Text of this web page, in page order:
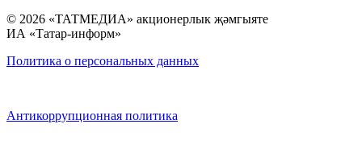
© 2026 «ТАТМЕДИА» акционерлык җәмгыяте
ИА «Татар-информ»
Политика о персональных данных
Антикоррупционная политика